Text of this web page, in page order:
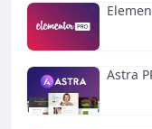
Astra